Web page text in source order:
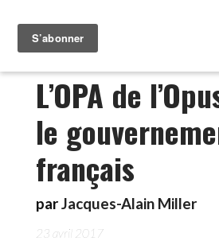
L’OPA de
le
français
parJacques-Alain Miller
23 avril 2017